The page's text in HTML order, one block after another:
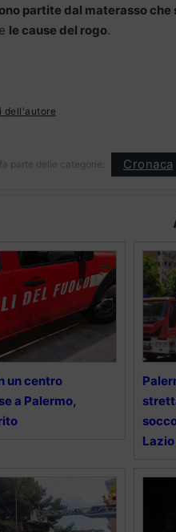
partite dal materasso che
le cause del rogo.
dell'autore
parte delle categorie: Cronaca
un centro
a Palermo,
Lazio